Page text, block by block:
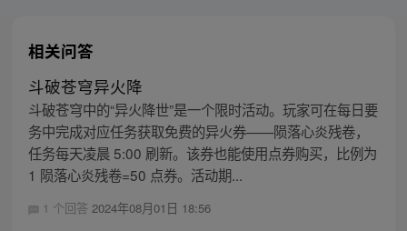
相关问答
斗破苍穹异火降
斗破苍穹中的“异火降世”是一个限时活动。玩家可在每日要
务中完成对应任务获取免费的异火券——陨落心炎残卷，
任务每天凌晨 5:00 刷新。该券也能使用点券购买，比例为
1 陨落心炎残卷=50 点券。活动期...
1 个回答 2024年08月01日 18:56